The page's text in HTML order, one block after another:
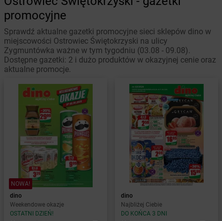
promocyjne
Sprawdź aktualne gazetki promocyjne sieci sklepów dino w
miejscowości Ostrowiec Świętokrzyski na ulicy
Zygmuntówka ważne w tym tygodniu (03.08 - 09.08).
Dostępne gazetki: 2 i dużo produktów w okazyjnej cenie oraz
aktualne promocje.
NOWA!
dino
Weekendowe okazje
OSTATNI DZIEŃ!
dino
Najbliżej Ciebie
DO KOŃCA 3 DNI